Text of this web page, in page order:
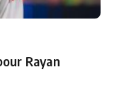
Rayan